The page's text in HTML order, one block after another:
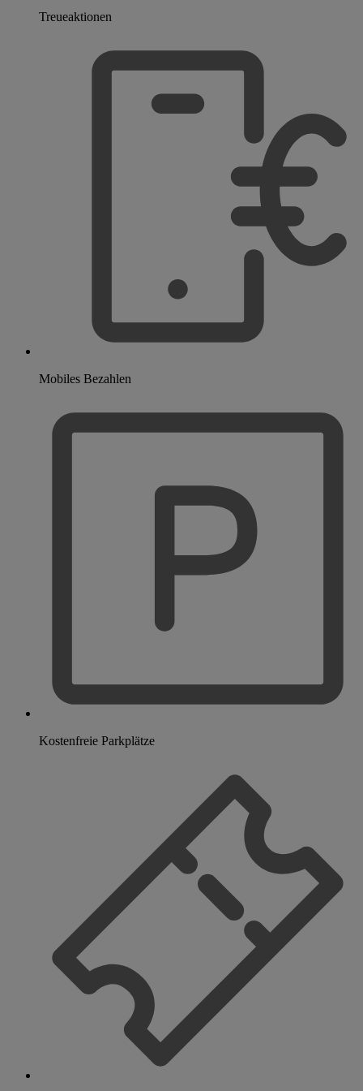
Treueaktionen
Mobiles Bezahlen
Kostenfreie Parkplätze